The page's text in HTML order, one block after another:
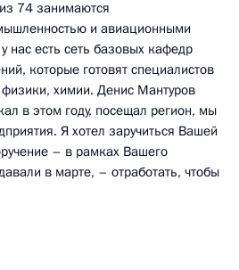
74 занимаются
и авиационными
нас есть сеть базовых кафедр
которые готовят специалистов
химии. Денис Мантуров
в этом году, посещал регион, мы
Я хотел заручиться Вашей
– в рамках Вашего
в марте, – отработать, чтобы